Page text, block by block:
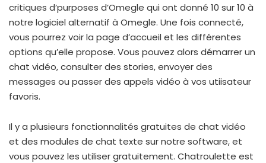
critiques d’purposes d’Omegle qui ont donné 10 sur 10 à
notre logiciel alternatif à Omegle. Une fois connecté,
vous pourrez voir la page d’accueil et les différentes
options qu’elle propose. Vous pouvez alors démarrer un
chat vidéo, consulter des stories, envoyer des
messages ou passer des appels vidéo à vos utiisateur
favoris.
Il y a plusieurs fonctionnalités gratuites de chat vidéo
et des modules de chat texte sur notre software, et
vous pouvez les utiliser gratuitement. Chatroulette est